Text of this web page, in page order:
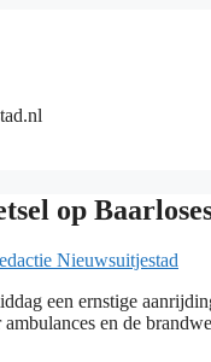
op
Nieuwsuitjestad
een ernstige
en de